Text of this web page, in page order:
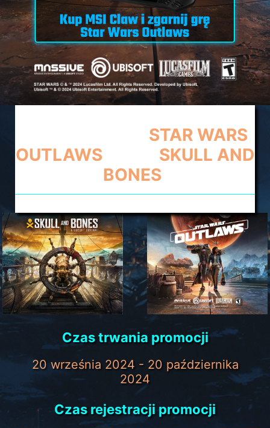
STAR WARS
OUTLAWS
SKULL AND
BONES
Czas trwania promocji
20 września 2024 - 20 października
2024
Czas rejestracji promocji